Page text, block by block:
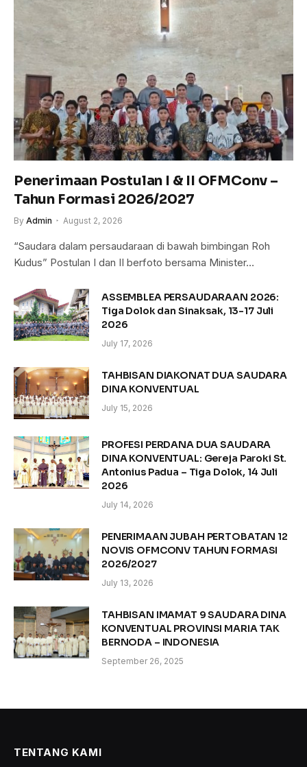
Penerimaan Postulan I & II OFMConv –
Tahun Formasi 2026/2027
By Admin August 2, 2026
“Saudara dalam persaudaraan di bawah bimbingan Roh
Kudus” Postulan I dan II berfoto bersama Minister…
ASSEMBLEA PERSAUDARAAN 2026:
Tiga Dolok dan Sinaksak, 13-17 Juli
2026
July 17, 2026
TAHBISAN DIAKONAT DUA SAUDARA
DINA KONVENTUAL
July 15, 2026
PROFESI PERDANA DUA SAUDARA
DINA KONVENTUAL: Gereja Paroki St.
Antonius Padua – Tiga Dolok, 14 Juli
2026
July 14, 2026
PENERIMAAN JUBAH PERTOBATAN 12
NOVIS OFMCONV TAHUN FORMASI
2026/2027
July 13, 2026
TAHBISAN IMAMAT 9 SAUDARA DINA
KONVENTUAL PROVINSI MARIA TAK
BERNODA – INDONESIA
September 26, 2025
TENTANG KAMI